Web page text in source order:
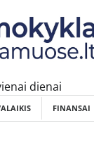
dienai
FINANSAI